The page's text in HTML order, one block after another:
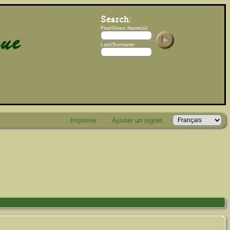
First/Given Name(s):
Last/Surname:
Imprimer Ajouter un signet